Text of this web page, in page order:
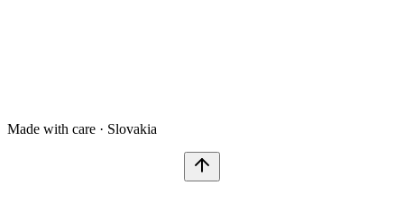
Made with care · Slovakia